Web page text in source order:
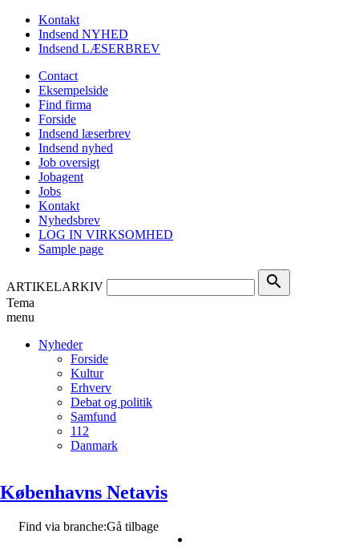
Kontakt
Indsend NYHED
Indsend LÆSERBREV
Contact
Eksempelside
Find firma
Forside
Indsend læserbrev
Indsend nyhed
Job oversigt
Jobagent
Jobs
Kontakt
Nyhedsbrev
LOG IN VIRKSOMHED
Sample page
ARTIKELARKIV search
Tema
menu
Nyheder
Forside
Kultur
Erhverv
Debat og politik
Samfund
112
Danmark
Københavns Netavis
Find via branche:Gå tilbage